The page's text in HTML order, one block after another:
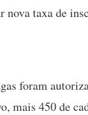
nova taxa de
foram
mais 450 de